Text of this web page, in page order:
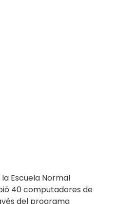
Escuela Normal
40 computadores de
del programa